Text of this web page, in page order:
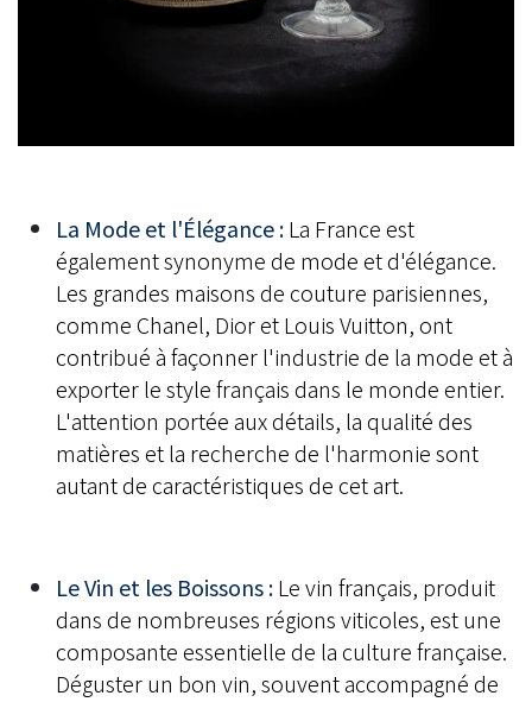
La Mode et l'Élégance :La France est
également synonyme de mode et d'élégance.
Les grandes maisons de couture parisiennes,
comme Chanel, Dior et Louis Vuitton, ont
contribué à façonner l'industrie de la mode et à
exporter le style français dans le monde entier.
L'attention portée aux détails, la qualité des
matières et la recherche de l'harmonie sont
autant de caractéristiques de cet art.
Le Vin et les Boissons :Le vin français, produit
dans de nombreuses régions viticoles, est une
composante essentielle de la culture française.
Déguster un bon vin, souvent accompagné de